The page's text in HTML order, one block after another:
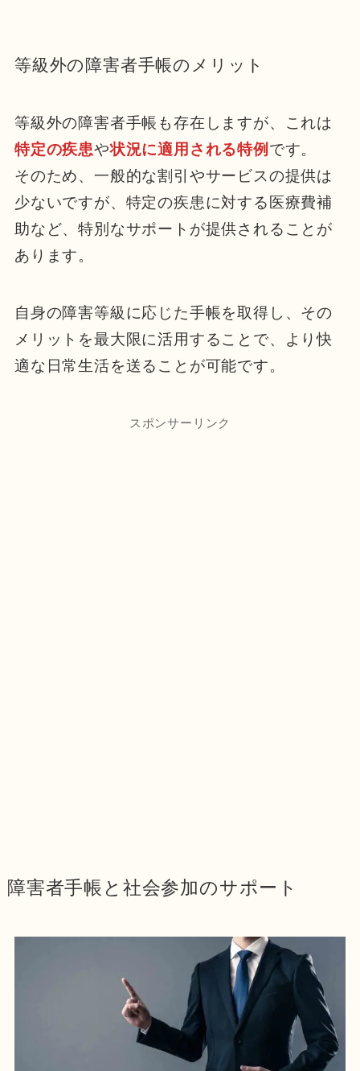
等級外の障害者手帳のメリット
等級外の障害者手帳も存在しますが、これは
特定の疾患や状況に適用される特例 です。
そのため、一般的な割引やサービスの提供は
少ないですが、特定の疾患に対する医療費補
助など、特別なサポートが提供されることが
あります。
自身の障害等級に応じた手帳を取得し、その
メリットを最大限に活用することで、より快
適な日常生活を送ることが可能です。
スポンサーリンク
障害者手帳と社会参加のサポート